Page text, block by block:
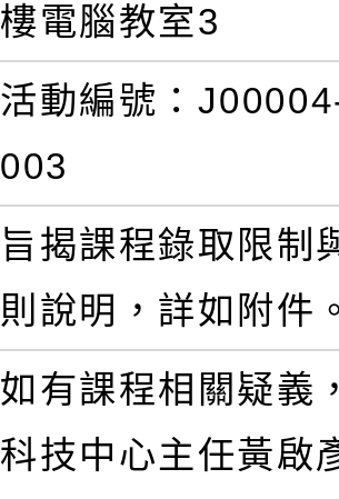
樓電腦教室3
活動編號：
003
旨揭課程錄取限制
則說明，詳如附件
如有課程相關疑義
科技中心主任黃啟